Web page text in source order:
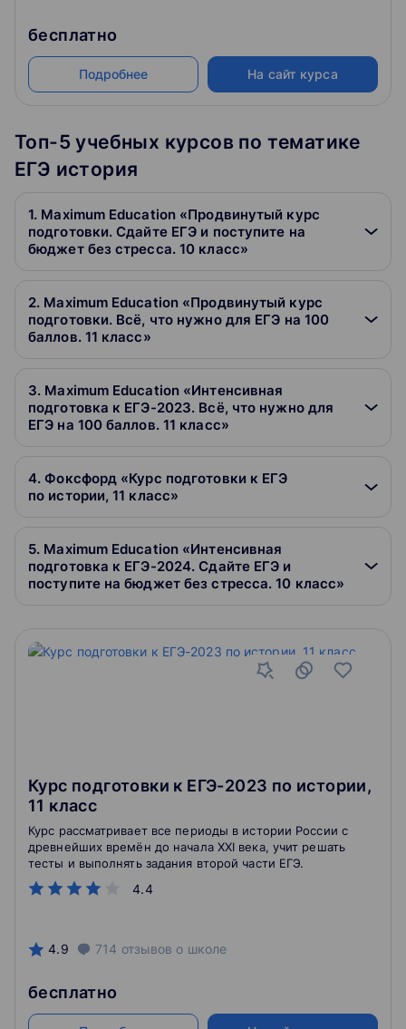
бесплатно
Подробнее На сайт курса
Топ-5 учебных курсов по тематике
ЕГЭ история
1. Maximum Education «Продвинутый курс
подготовки. Сдайте ЕГЭ и поступите на
бюджет без стресса. 10 класс»
2. Maximum Education «Продвинутый курс
подготовки. Всё, что нужно для ЕГЭ на 100
баллов. 11 класс»
3. Maximum Education «Интенсивная
подготовка к ЕГЭ-2023. Всё, что нужно для
ЕГЭ на 100 баллов. 11 класс»
4. Фоксфорд «Курс подготовки к ЕГЭ
по истории, 11 класс»
5. Maximum Education «Интенсивная
подготовка к ЕГЭ-2024. Сдайте ЕГЭ и
поступите на бюджет без стресса. 10 класс»
Курс подготовки к ЕГЭ-2023 по истории,
11 класс
4.4
Курс рассматривает все периоды в истории России с
древнейших времён до начала XXI века, учит решать
тесты и выполнять задания второй части ЕГЭ.
4.9 714 отзывов о школе
бесплатно